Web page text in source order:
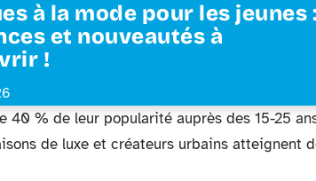
à la mode pour les jeunes
et nouveautés à
!
40 % de leur popularité auprès des 15-25
de luxe et créateurs urbains atteignent